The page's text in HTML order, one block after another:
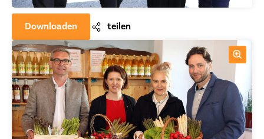
Downloaden teilen